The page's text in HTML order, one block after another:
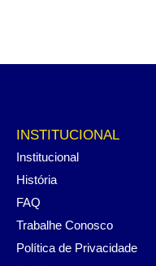
INSTITUCIONAL
Institucional
História
FAQ
Trabalhe Conosco
Política de Privacidade